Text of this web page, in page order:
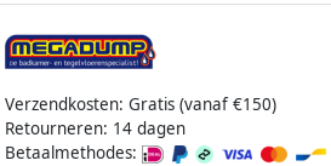
Verzendkosten: Gratis (vanaf €150)
Retourneren: 14 dagen
Betaalmethodes: